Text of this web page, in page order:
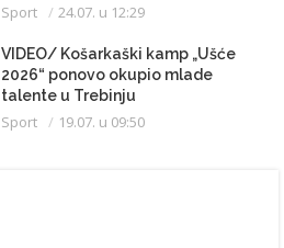
Sport 24.07. u 12:29
VIDEO/ Košarkaški kamp „Ušće
2026“ ponovo okupio mlade
talente u Trebinju
Sport 19.07. u 09:50